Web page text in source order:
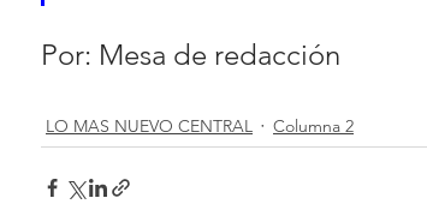
Por: Mesa de redacción
LO MAS NUEVO CENTRAL Columna 2